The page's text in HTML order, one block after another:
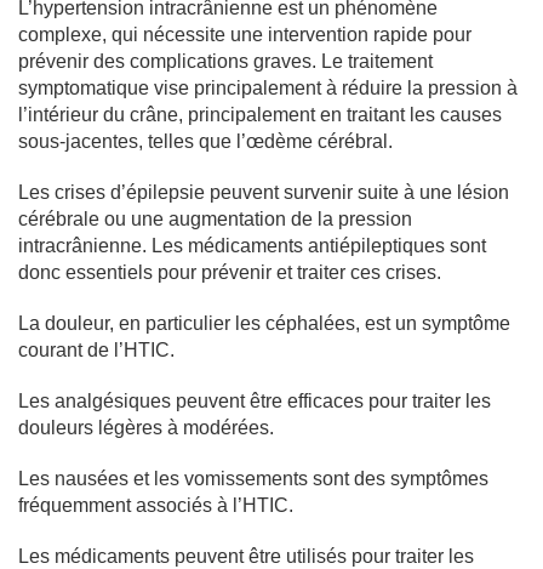
L’hypertension intracrânienne est un phénomène
complexe, qui nécessite une intervention rapide pour
prévenir des complications graves. Le traitement
symptomatique vise principalement à réduire la pression à
l’intérieur du crâne, principalement en traitant les causes
sous-jacentes, telles que l’œdème cérébral.
Les crises d’épilepsie peuvent survenir suite à une lésion
cérébrale ou une augmentation de la pression
intracrânienne. Les médicaments antiépileptiques sont
donc essentiels pour prévenir et traiter ces crises.
La douleur, en particulier les céphalées, est un symptôme
courant de l’HTIC.
Les analgésiques peuvent être efficaces pour traiter les
douleurs légères à modérées.
Les nausées et les vomissements sont des symptômes
fréquemment associés à l’HTIC.
Les médicaments peuvent être utilisés pour traiter les